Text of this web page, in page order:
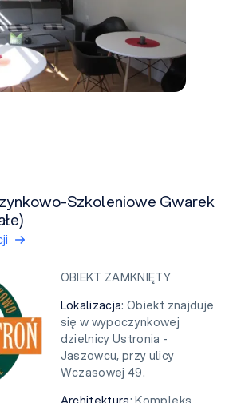
Szkoleniowe Gwarek
OBIEKT ZAMKNIĘTY
Lokalizacja: Obiekt znajduje
się w wypoczynkowej
dzielnicy Ustronia -
Jaszowcu, przy ulicy
Wczasowej 49.